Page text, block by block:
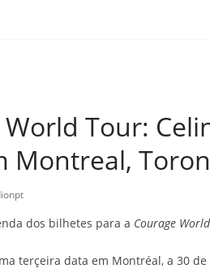
Tour:
Montreal,
dos bilhetes para a Courage
terçeira data em Montréal, a 30